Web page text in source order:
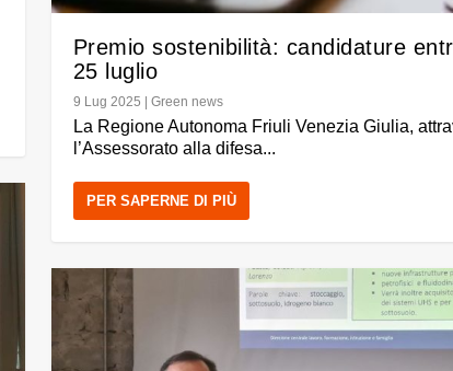
Premio sostenibilità: candidature
25 luglio
9 Lug 2025 | Green news
La Regione Autonoma Friuli Venezia Giulia,
l’Assessorato alla difesa...
PER SAPERNE DI PIÙ